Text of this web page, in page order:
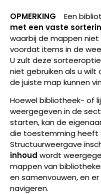
OPMERKING
Een
met een vaste
waarbij de mappen
voordat items in de
U zult deze
niet gebruiken als u wilt
de juiste map kunnen
Hoewel bibliotheek- of
weergegeven in de
starten, kan de
die toestemming heeft
Structuurweergave
inhoud wordt
mappen van
en samenvouwen, en
navigeren.